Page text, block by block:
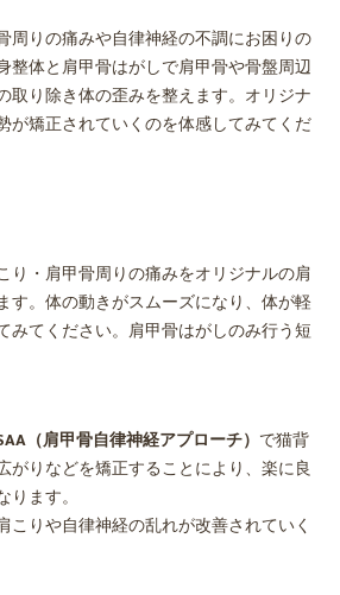
周りの痛みや自律神経の不調にお困りの
整体と肩甲骨はがしで肩甲骨や骨盤周辺
取り除き体の歪みを整えます。オリジナ
が矯正されていくのを体感してみてくだ
り・肩甲骨周りの痛みをオリジナルの肩
す。体の動きがスムーズになり、体が軽
みてください。肩甲骨はがしのみ行う短
（肩甲骨自律神経アプローチ） で猫背
がりなどを矯正することにより、楽に良
ます。
こりや自律神経の乱れが改善されていく